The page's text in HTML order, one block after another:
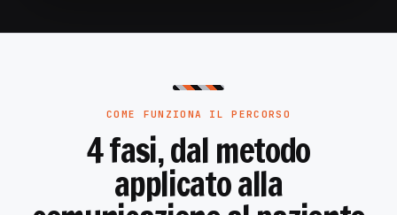
COME FUNZIONA IL PERCORSO
4 fasi, dal metodo
applicato alla